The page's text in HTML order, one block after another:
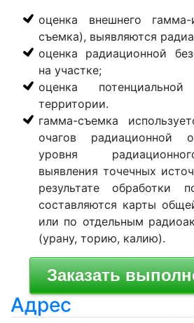
оценка внешнего гамма-
съемка), выявляются
оценка радиационной
на участке;
оценка потенциальной
территории.
гамма-съемка
очагов радиационной
уровня
выявления точечных
результате обработки
составляются карты
или по отдельным
(урану, торию, калию).
Адрес